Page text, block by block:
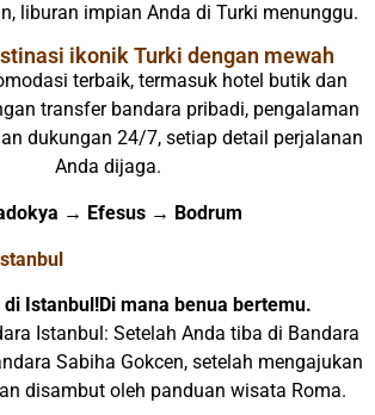
liburan impian Anda di Turki menunggu.
ikonik Turki dengan mewah
terbaik, termasuk hotel butik dan
transfer bandara pribadi, pengalaman
dukungan 24/7, setiap detail perjalanan
Anda dijaga.
→ Efesus → Bodrum
Istanbul!Di mana benua bertemu.
Istanbul: Setelah Anda tiba di Bandara
Sabiha Gokcen, setelah mengajukan
disambut oleh panduan wisata Roma.